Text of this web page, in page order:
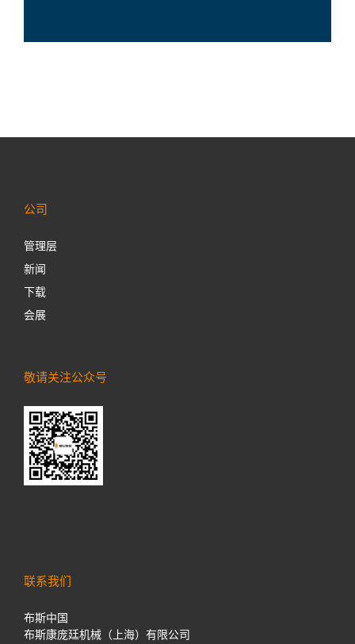
公司
管理层
新闻
下载
会展
敬请关注公众号
联系我们
布斯中国
布斯康庞廷机械（上海）有限公司